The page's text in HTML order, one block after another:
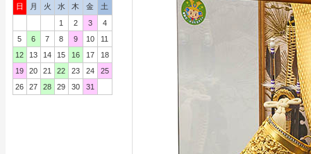
日
月 火 水 木 金
土
1
2 3
4
5
6 7 8 9 10
11
12
13 14 15 16 17
18
19
20 21 22 23 24
25
26
27 28 29 30 31